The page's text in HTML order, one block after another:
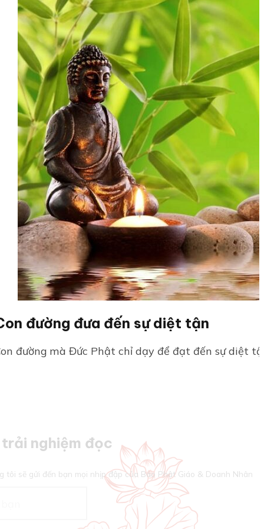
đường đưa đến sự diệt tận
đường mà Đức Phật chỉ dạy để đạt đến sự diệt
nghiệm đọc
tôi sẽ gửi đến bạn mọi nhịp đập của Báo Phật Giáo & Doanh Nhân